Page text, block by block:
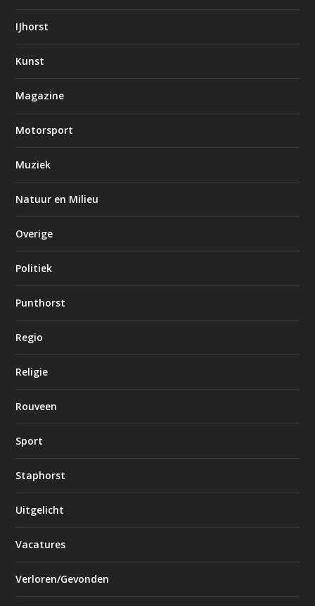
IJhorst
Kunst
Magazine
Motorsport
Muziek
Natuur en Milieu
Overige
Politiek
Punthorst
Regio
Religie
Rouveen
Sport
Staphorst
Uitgelicht
Vacatures
Verloren/Gevonden